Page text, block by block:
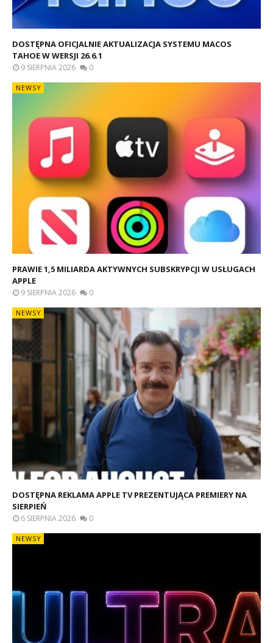
DOSTĘPNA OFICJALNIE AKTUALIZACJA SYSTEMU MACOS
TAHOE W WERSJI 26.6.1
9 SIERPNIA 2026 0
NEWSY
PRAWIE 1,5 MILIARDA AKTYWNYCH SUBSKRYPCJI W USŁUGACH
APPLE
9 SIERPNIA 2026 0
NEWSY
DOSTĘPNA REKLAMA APPLE TV PREZENTUJĄCA PREMIERY NA
SIERPIEŃ
6 SIERPNIA 2026 0
NEWSY